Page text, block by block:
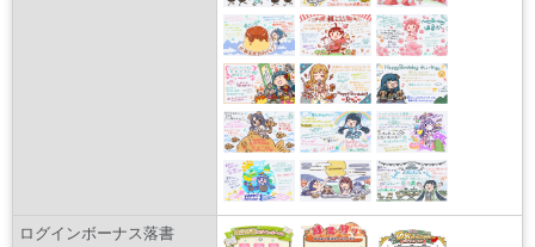
ログインボーナス落書